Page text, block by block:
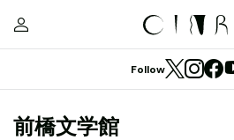
Follow
前橋文学館